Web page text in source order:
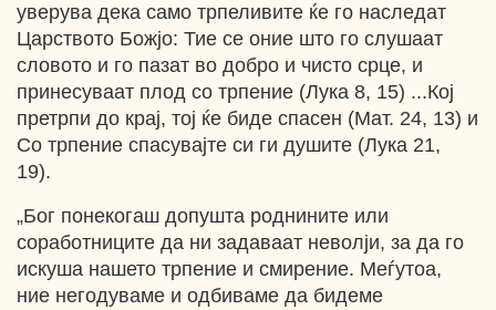
уверува дека само трпеливите ќе го наследат
Царството Божјо: Тие се оние што го слушаат
словото и го пазат во добро и чисто срце, и
принесуваат плод со трпение (Лука 8, 15) ...Кој
претрпи до крај, тој ќе биде спасен (Мат. 24, 13) и
Со трпение спасувајте си ги душите (Лука 21,
19).
„Бог понекогаш допушта роднините или
соработниците да ни задаваат неволји, за да го
искуша нашето трпение и смирение. Меѓутоа,
ние негодуваме и одбиваме да бидеме